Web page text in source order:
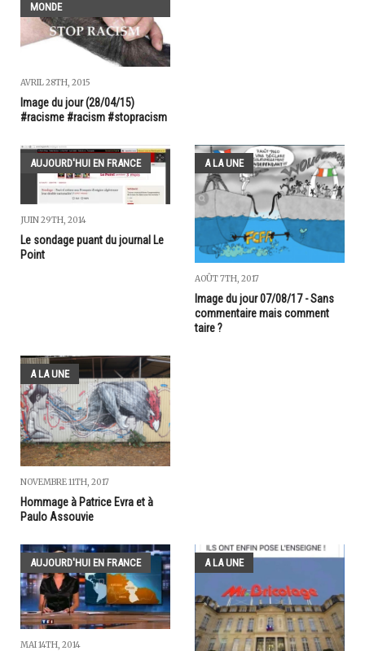
MONDE
AVRIL 28TH, 2015
Image du jour (28/04/15)
#racisme #racism #stopracism
AUJOURD'HUI EN FRANCE
JUIN 29TH, 2014
Le sondage puant du journal Le
Point
A LA UNE
AOÛT 7TH, 2017
Image du jour 07/08/17 - Sans
commentaire mais comment
taire ?
A LA UNE
NOVEMBRE 11TH, 2017
Hommage à Patrice Evra et à
Paulo Assouvie
AUJOURD'HUI EN FRANCE
MAI 14TH, 2014
A LA UNE